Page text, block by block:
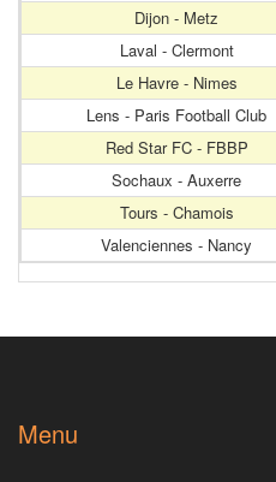
Dijon - Metz
Laval - Clermont
Le Havre - Nimes
Lens - Paris Football Club
Red Star FC - FBBP
Sochaux - Auxerre
Tours - Chamois
Valenciennes - Nancy
Menu